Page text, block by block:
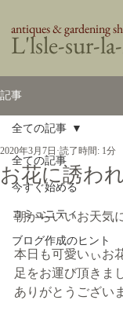
​L'lsle-sur-
antiques & gardening
記事
全ての記事
今すぐ始める
コミュニティ
ブログ作成のヒント
全ての記事
お花に誘わ
2020年3月7日 読了時間: 1分
朝からいいお天気
本日も可愛いぃお
足をお運び頂きま
ありがとうござい